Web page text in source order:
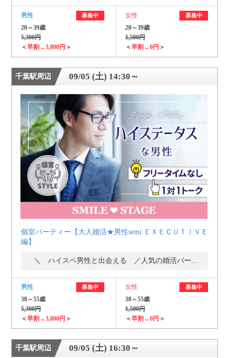
男性 募集中
20～39歳
5,300円
＜早割→3,800円 ＞
女性 募集中
20～39歳
1,500円
＜早割→0円 ＞
千葉駅周辺 09/05 (土) 14:30～
個室パーティー【大人婚活★男性semi ＥＸＥＣＵＴＩＶＥ
編】
男性 募集中
38～55歳
5,300円
＜早割→3,800円 ＞
女性 募集中
38～55歳
1,500円
＜早割→0円 ＞
千葉駅周辺 09/05 (土) 16:30～